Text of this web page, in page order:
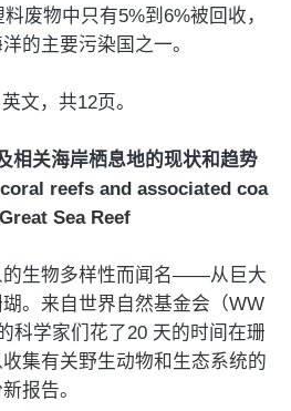
废物中只有5%到6%被回收，
的主要污染国之一。
文，共12页。
相关海岸栖息地的现状和趋势
reefs and associated coa
Sea Reef
的生物多样性而闻名——从巨大
。来自世界自然基金会（WW
科学家们花了20 天的时间在珊
集有关野生动物和生态系统的
报告。